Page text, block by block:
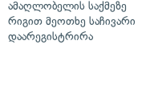
ამაღლობელის საქმეზე
რიგით მეოთხე საჩივარი
დაარეგისტრირა